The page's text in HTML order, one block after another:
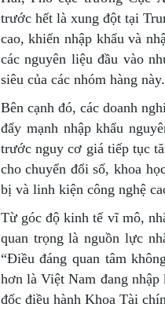
trước hết là xung đột tại
cao, khiến nhập khẩu và
các nguyên liệu đầu vào
siêu của các nhóm hàng này.
Bên cạnh đó, các doanh
đẩy mạnh nhập khẩu
trước nguy cơ giá tiếp tục
cho chuyển đổi số, khoa
bị và linh kiện công nghệ
Từ góc độ kinh tế vĩ mô,
quan trọng là nguồn lực
“Điều đáng quan tâm
hơn là Việt Nam đang
đốc điều hành Khoa Tài